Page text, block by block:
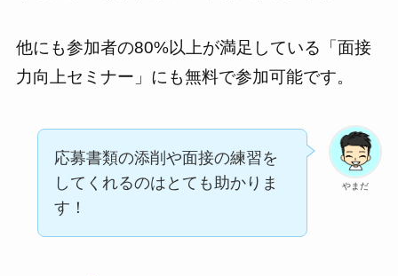
他にも参加者の80%以上が満足している「面接
力向上セミナー」にも無料で参加可能です。
やまだ
応募書類の添削や面接の練習を
してくれるのはとても助かりま
す！